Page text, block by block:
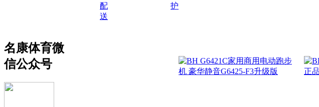
配
送
护
名康体育微
信公众号